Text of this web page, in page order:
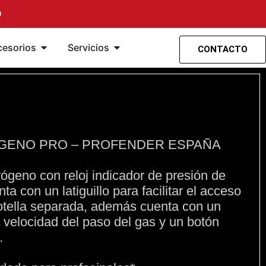
Öffne Accesorios
Servicios Öffne Servicios CONTACTO
PRO – PROFENDER ESPAÑA
con reloj indicador de presión de
con un latiguillo para facilitar el acceso
separada, además cuenta con un
del paso del gas y un botón